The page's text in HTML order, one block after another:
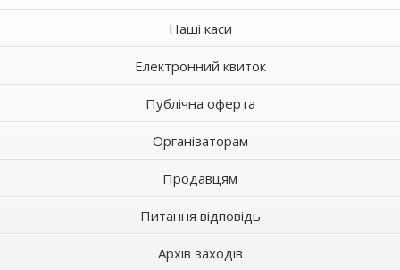
Наші каси
Електронний квиток
Публічна оферта
Організаторам
Продавцям
Питання відповідь
Архів заходів